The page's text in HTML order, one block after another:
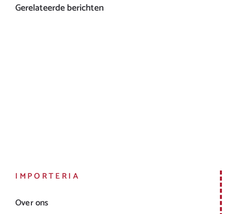
Gerelateerde berichten
IMPORTERIA
Over ons